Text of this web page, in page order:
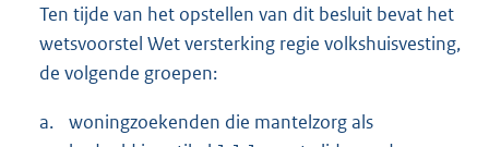
Ten tijde van het opstellen van dit besluit bevat het
wetsvoorstel Wet versterking regie volkshuisvesting,
de volgende groepen:
a.
woningzoekenden die mantelzorg als